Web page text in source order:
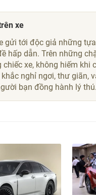
xe
gửi tới độc giả những
hấp dẫn. Trên những
xe, không hiếm khi
nghỉ ngơi, thư giãn,
bạn đồng hành lý thú.